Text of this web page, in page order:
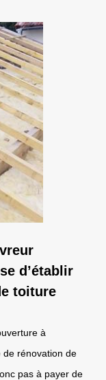
d’établir
toiture
à
de rénovation de
pas à payer de